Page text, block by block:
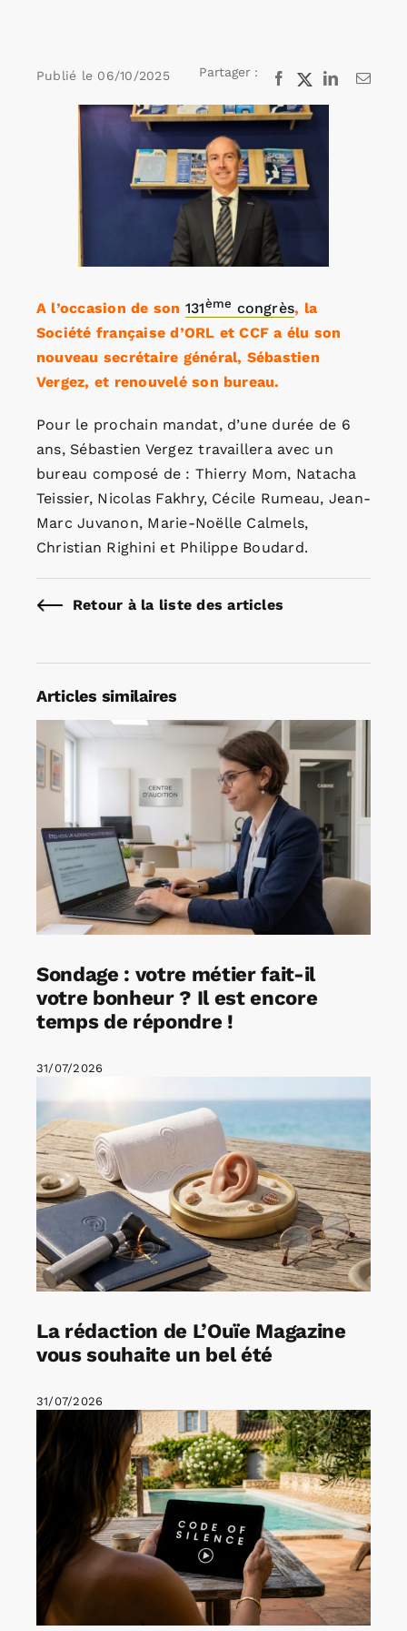
Annonces emploi
Publié le 06/10/2025 Partager : Facebook
X LinkedInEmail
l'image
A l’occasion de son 131ème congrès, la
Société française d’ORL et CCF a élu son
nouveau secrétaire général, Sébastien
Vergez, et renouvelé son bureau.
Pour le prochain mandat, d’une durée de 6
ans, Sébastien Vergez travaillera avec un
bureau composé de : Thierry Mom, Natacha
Teissier, Nicolas Fakhry, Cécile Rumeau, Jean-
Marc Juvanon, Marie-Noëlle Calmels,
Christian Righini et Philippe Boudard.
Retour à la liste des articles
Articles similaires
Sondage : votre métier fait-il
votre bonheur ? Il est encore
temps de répondre !
31/07/2026
La rédaction de L’Ouïe Magazine
vous souhaite un bel été
31/07/2026